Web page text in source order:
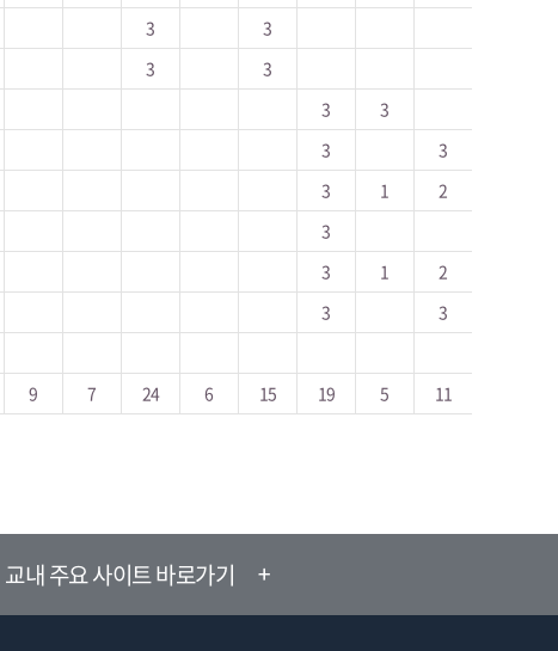
3
3
3
3
3
3
3
3
3 1
2
3
3 1
2
3
3
9 7 24 6 15 19 5 11
교내 주요 사이트 바로가기